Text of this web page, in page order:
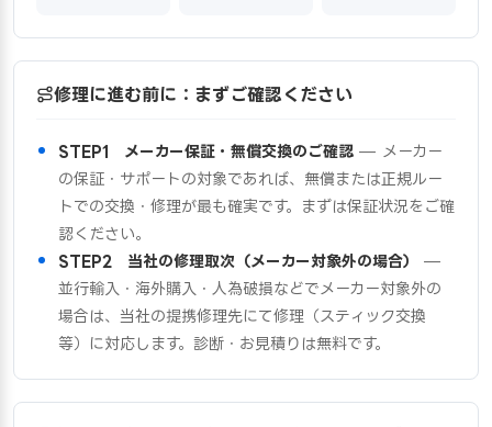
修理に進む前に：まずご確認ください
STEP1 メーカー保証・無償交換のご確認 — メーカー
の保証・サポートの対象であれば、無償または正規ルー
トでの交換・修理が最も確実です。まずは保証状況をご確
認ください。
STEP2 当社の修理取次（メーカー対象外の場合）
—
並行輸入・海外購入・人為破損などでメーカー対象外の
場合は、当社の提携修理先にて修理（スティック交換
等）に対応します。診断・お見積りは無料です。